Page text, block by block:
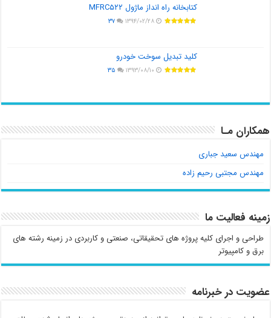
کتابخانه راه انداز ماژول MFRC۵۲۲
۱۳۹۴/۰۲/۲۸ ۳۷
کلید تبدیل سوخت خودرو
۱۳۹۳/۰۸/۱۰ ۳۵
همکاران مـا
مهندس سعید جباری
مهندس مجتبی رحیم زاده
زمینه فعالیت ما
طراحی و اجرای کلیه پروژه های تحقیقاتی، صنعتی و کاربردی در زمینه رشته های
برق و کامپیوتر
عضویت در خبرنامه